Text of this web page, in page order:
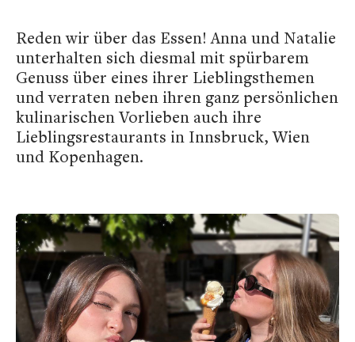
Reden wir über das Essen! Anna und Natalie
unterhalten sich diesmal mit spürbarem
Genuss über eines ihrer Lieblingsthemen
und verraten neben ihren ganz persönlichen
kulinarischen Vorlieben auch ihre
Lieblingsrestaurants in Innsbruck, Wien
und Kopenhagen.